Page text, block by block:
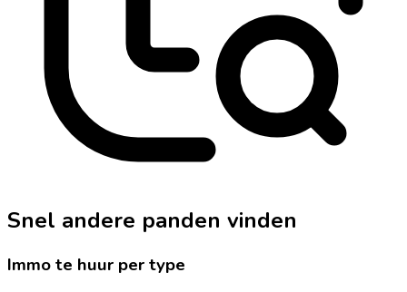
Snel andere panden vinden
Immo te huur per type